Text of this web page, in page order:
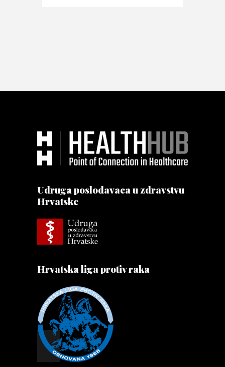
Udruga poslodavaca u zdravstvu
Hrvatske
Hrvatska liga protiv raka